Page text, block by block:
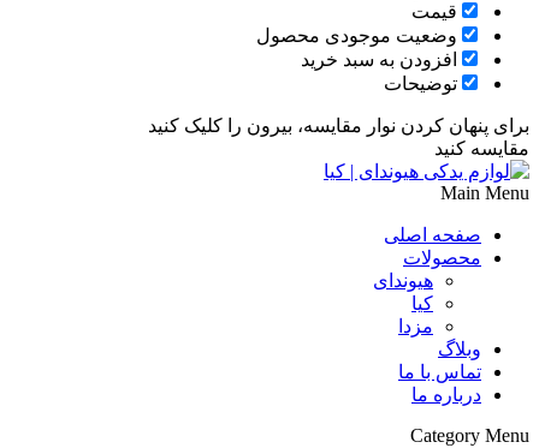
قیمت
وضعیت موجودی محصول
افزودن به سبد خرید
توضیحات
برای پنهان کردن نوار مقایسه، بیرون را کلیک کنید
مقایسه کنید
Main Menu
صفحه اصلی
محصولات
هیوندای
کیا
مزدا
وبلاگ
تماس با ما
درباره ما
Category Menu